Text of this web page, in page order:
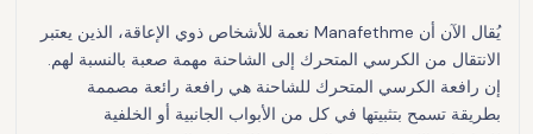
يُقال الآن أن Manafethme نعمة للأشخاص ذوي الإعاقة، الذين يعتبر
الانتقال من الكرسي المتحرك إلى الشاحنة مهمة صعبة بالنسبة لهم.
إن رافعة الكرسي المتحرك للشاحنة هي رافعة رائعة مصممة
بطريقة تسمح بتثبيتها في كل من الأبواب الجانبية أو الخلفية